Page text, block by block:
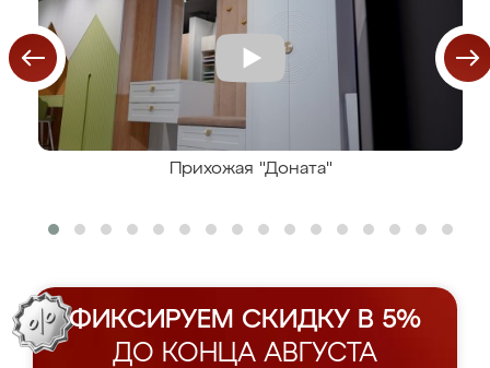
Прихожая "Доната"
ФИКСИРУЕМ СКИДКУ В 5%
ДО КОНЦА АВГУСТА